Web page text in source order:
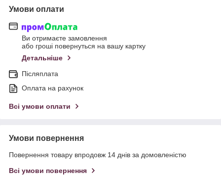
Умови оплати
Ви отримаєте замовлення
або гроші повернуться на вашу картку
Детальніше
Післяплата
Оплата на рахунок
Всі умови оплати
Умови повернення
Повернення товару впродовж 14 днів за домовленістю
Всі умови повернення